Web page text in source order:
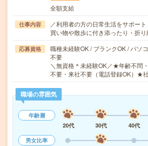
全額支給
仕事内容
／利用者の方の日常生活をサポー
買い物や散歩に付き添ったり・折
応募資格
職種未経験OK / ブランクOK / パソ
不要
＼無資格＊未経験OK／★年齢不問
不要・来社不要（電話登録OK）★
職場の雰囲気
年齢層
20代
30代 40代
男女比率